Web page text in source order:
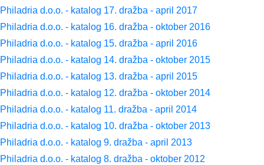
Philadria d.o.o. - katalog 17. dražba - april 2017
Philadria d.o.o. - katalog 16. dražba - oktober 2016
Philadria d.o.o. - katalog 15. dražba - april 2016
Philadria d.o.o. - katalog 14. dražba - oktober 2015
Philadria d.o.o. - katalog 13. dražba - april 2015
Philadria d.o.o. - katalog 12. dražba - oktober 2014
Philadria d.o.o. - katalog 11. dražba - april 2014
Philadria d.o.o. - katalog 10. dražba - oktober 2013
Philadria d.o.o. - katalog 9. dražba - april 2013
Philadria d.o.o. - katalog 8. dražba - oktober 2012